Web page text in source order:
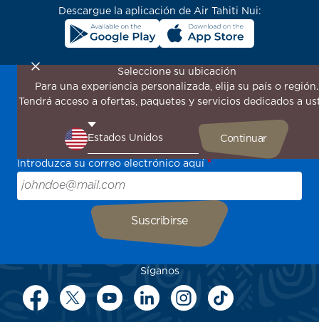
Descargue la aplicación de Air Tahiti Nui:
¡Suscríbase a nuestro boletín de noticias para recibir las
últimas novedades!
promociones especiales, descubra nuestros destinos y
encuentre inspiración para su próximo viaje.
Introduzca su correo electrónico aquí
Síganos
Seleccione su ubicación
Para una experiencia personalizada, elija su país o región.
Tendrá acceso a ofertas, paquetes y servicios dedicados a